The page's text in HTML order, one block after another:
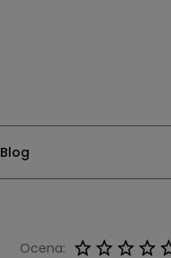
Blog
Ocena: